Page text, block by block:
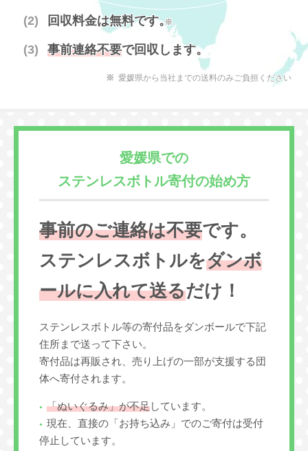
回収料金は無料です。
※
事前連絡不要で回収します。
愛媛県から当社までの送料のみご負担ください
愛媛県での
ステンレスボトル寄付の始め方
事前のご連絡は不要です。
ステンレスボトルをダンボ
ールに入れて送るだけ！
ステンレスボトル等の寄付品をダンボールで下記
住所まで送って下さい。
寄付品は再販され、売り上げの一部が支援する団
体へ寄付されます。
「ぬいぐるみ」が不足しています。
現在、直接の「お持ち込み」でのご寄付は受付
停止しています。